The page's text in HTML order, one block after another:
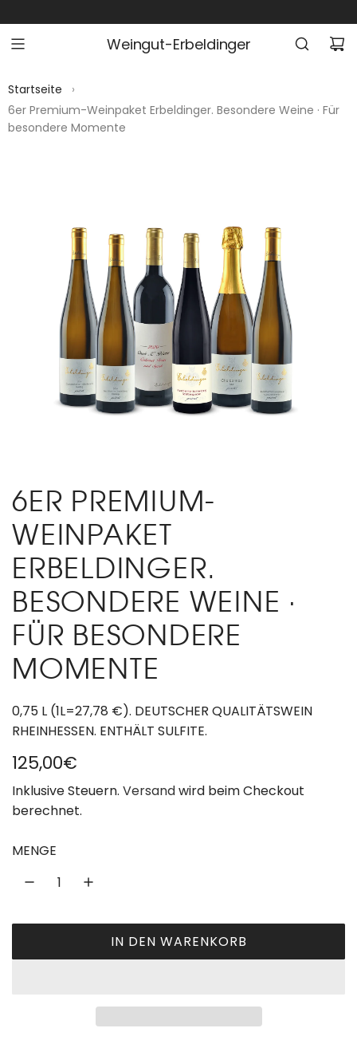
U
N
H
A
Weingut-Erbeldinger
Startseite
›
6er Premium-Weinpaket Erbeldinger. Besondere Weine · Für
besondere Momente
6ER PREMIUM-
WEINPAKET
ERBELDINGER.
BESONDERE WEINE ·
FÜR BESONDERE
MOMENTE
0,75 L (1L=27,78 €). DEUTSCHER QUALITÄTSWEIN
RHEINHESSEN. ENTHÄLT SULFITE.
R
e
g
u
r
e
125,00€
Inklusive Steuern. Versandwird beim Checkout
berechnet.
MENGE
IN DEN WARENKORB
L
E
N